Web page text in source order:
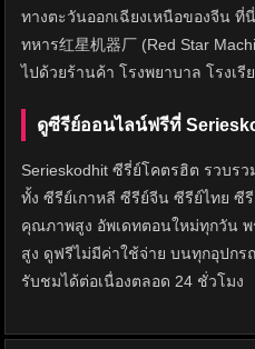
ทางตะวันออกเฉียงเหนือของจีน
ทหาร红星机器厂 (Red Star
ไปด้วยร้านค้า โรงพยาบาล โรงเ
ดูซีรีย์ออนไลน์ฟรีที่
Serieskodhit ซีรี่ย์โคตรฮิต รวบร
ทั้ง ซีรีย์เกาหลี ซีรีย์จีน ซีรีย์ไทย
คุณภาพสูง อัพเดทตอนใหม่ทุกวัน
สูง ดูฟรีไม่มีค่าใช้จ่าย บนทุกอุปกร
รับชมได้ต่อเนื่องตลอด 24 ชั่วโมง